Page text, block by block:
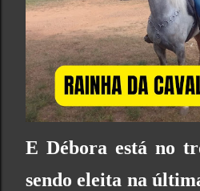
E Débora está no
sendo eleita na